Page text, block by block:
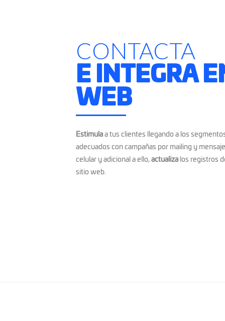
CONTACTA
E INTEGRA
WEB
Estimula a tus clientes llegando a los
adecuados con campañas por mailing y
celular y adicional a ello, actualiza los registros
sitio web.